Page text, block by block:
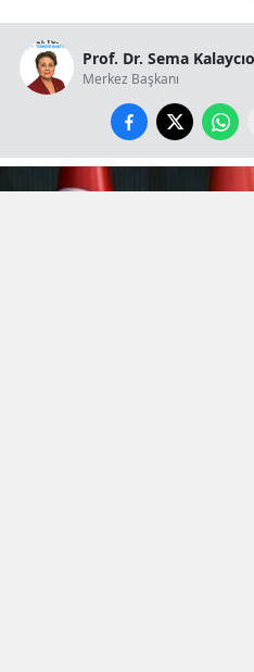
Prof. Dr. Sema
Merkez Başkanı